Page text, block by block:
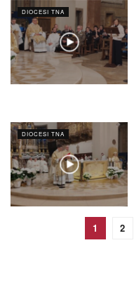
DIOCESI TNA
DIOCESI TNA
1 2